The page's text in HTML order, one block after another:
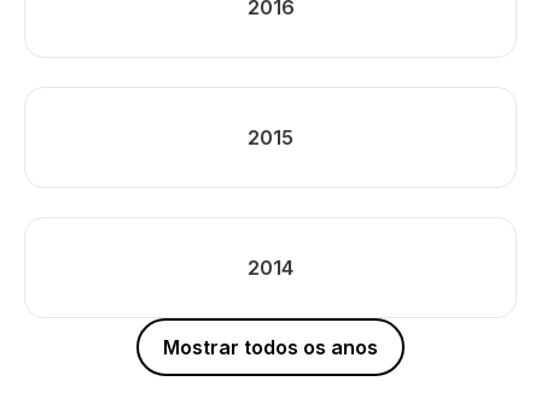
2016
2015
2014
Mostrar todos os anos